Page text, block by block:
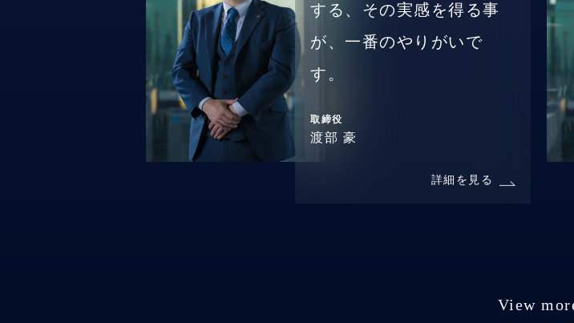
する、その実感を得る事
が、一番のやりがいで
す。
取締役
渡部 豪
詳細を見る
View